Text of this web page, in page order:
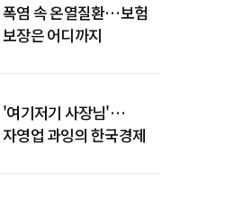
폭염 속 온열질환…보험
보장은 어디까지
'여기저기 사장님'…
자영업 과잉의 한국경제